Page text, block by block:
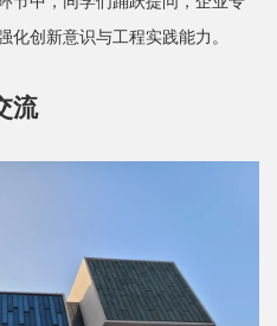
化创新意识与工程实践能力。
流